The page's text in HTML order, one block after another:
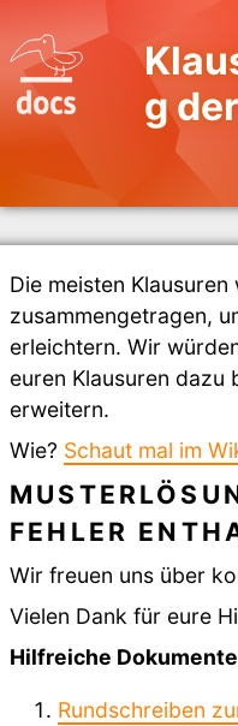
g
Die meisten
zusammengetragen,
erleichtern. Wir
euren Klausuren dazu
erweitern.
Wie? Schaut mal im
FEHLER
Wir freuen uns über
Vielen Dank für eure
Hilfreiche Dokumente
Rundschreiben